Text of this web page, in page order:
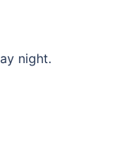
night.